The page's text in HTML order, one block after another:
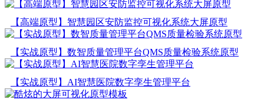
【高端原型】智慧园区安防监控可视化系统大屏原型
【实战原型】数智质量管理平台QMS质量检验系统原型
【实战原型】AI智慧医院数字孪生管理平台